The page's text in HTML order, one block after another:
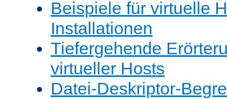
Beispiele für virtuelle
Installationen
Tiefergehende
virtueller Hosts
Datei-Deskriptor-